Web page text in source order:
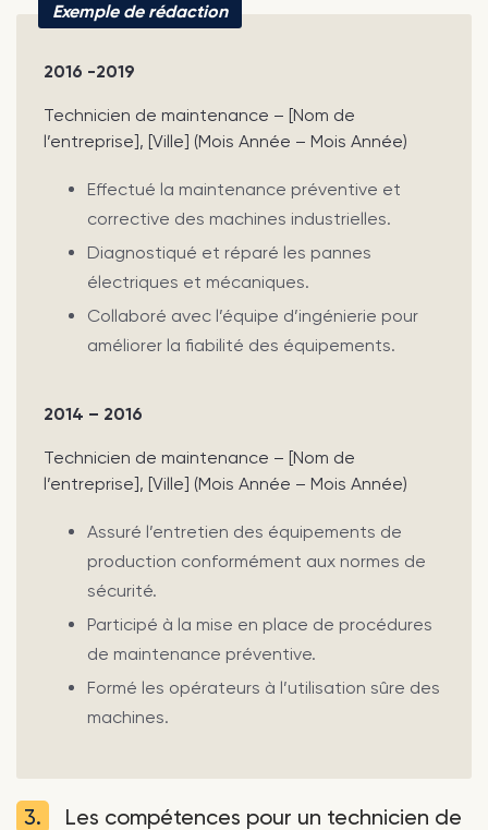
Exemple de rédaction
2016 -2019
Technicien de maintenance – [Nom de
l’entreprise], [Ville] (Mois Année – Mois Année)
Effectué la maintenance préventive et
corrective des machines industrielles.
Diagnostiqué et réparé les pannes
électriques et mécaniques.
Collaboré avec l’équipe d’ingénierie pour
améliorer la fiabilité des équipements.
2014 – 2016
Technicien de maintenance – [Nom de
l’entreprise], [Ville] (Mois Année – Mois Année)
Assuré l’entretien des équipements de
production conformément aux normes de
sécurité.
Participé à la mise en place de procédures
de maintenance préventive.
Formé les opérateurs à l’utilisation sûre des
machines.
3. Les compétences pour un technicien de